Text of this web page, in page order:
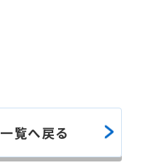
一覧へ戻る